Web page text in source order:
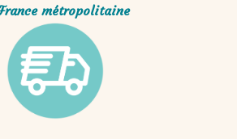
métropolitaine